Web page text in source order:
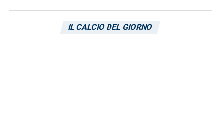
Leonardo Semplicipassarono in vantaggio
alloZinigrazie al primo gol stagionale di
IL CALCIO DEL GIORNO